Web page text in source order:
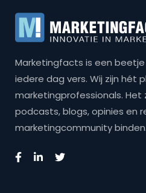
Marketingfacts is een
iedere dag vers. Wij zijn hét
marketingprofessionals. Het
podcasts, blogs, opinies en
marketingcommunity binden.